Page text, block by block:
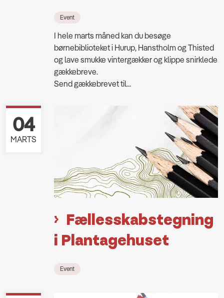
Event
I hele marts måned kan du besøge
børnebiblioteket i Hurup, Hanstholm og Thisted
og lave smukke vintergækker og klippe snirklede
gækkebreve.
Send gækkebrevet til...
Fællesskabstegning
i Plantagehuset
04
MARTS
Event